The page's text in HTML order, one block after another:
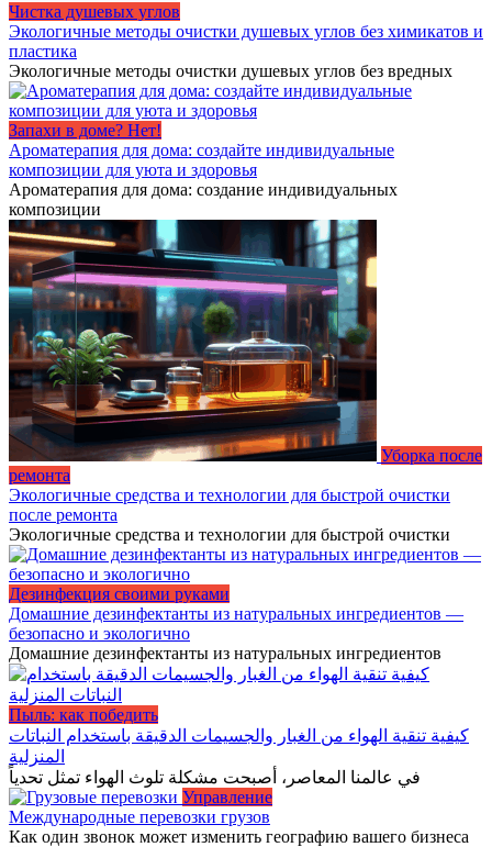
Чистка душевых углов
Экологичные методы очистки душевых углов без химикатов и
пластика
Экологичные методы очистки душевых углов без вредных
Запахи в доме? Нет!
Ароматерапия для дома: создайте индивидуальные
композиции для уюта и здоровья
Ароматерапия для дома: создание индивидуальных
композиции
Уборка после
ремонта
Экологичные средства и технологии для быстрой очистки
после ремонта
Экологичные средства и технологии для быстрой очистки
Дезинфекция своими руками
Домашние дезинфектанты из натуральных ингредиентов —
безопасно и экологично
Домашние дезинфектанты из натуральных ингредиентов
Пыль: как победить
كيفية تنقية الهواء من الغبار والجسيمات الدقيقة باستخدام النباتات
المنزلية
في عالمنا المعاصر، أصبحت مشكلة تلوث الهواء تمثل تحدياً
Управление
Международные перевозки грузов
Как один звонок может изменить географию вашего бизнеса